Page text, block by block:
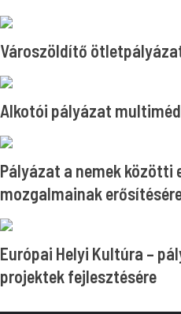
Városzöldítő
Alkotói pályázat
Pályázat a nemek közötti
mozgalmainak
Európai Helyi Kultúra –
projektek fejlesztésére